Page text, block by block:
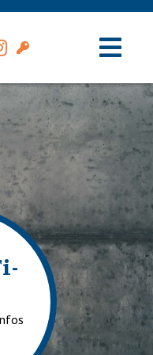
Kunden-